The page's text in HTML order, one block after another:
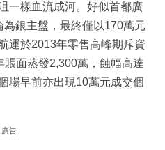
一樣血流成河。好似首都廣
銀主盤，最終僅以170萬元
運於2013年零售高峰期斥資
面蒸發2,300萬，蝕幅高達
場早前亦出現10萬元成交個
廣告